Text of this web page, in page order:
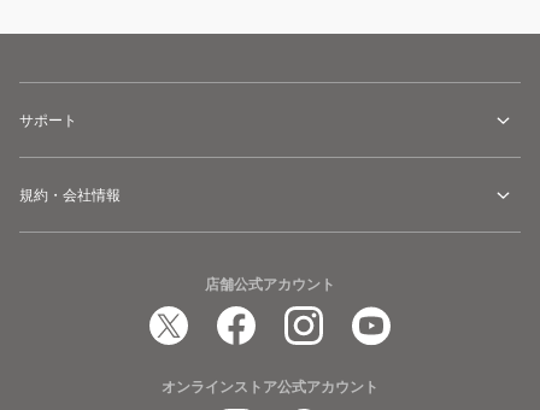
サポート
規約・会社情報
店舗公式アカウント
オンラインストア公式アカウント